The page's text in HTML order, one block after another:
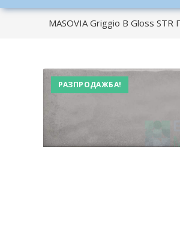
MASOVIA Griggio B Gloss
РАЗПРОДАЖБА!